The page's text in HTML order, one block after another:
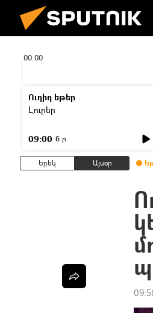
00:00
Ուղիղ եթեր
Լուրեր
09:00 6 ր
Երեկ Այսօր